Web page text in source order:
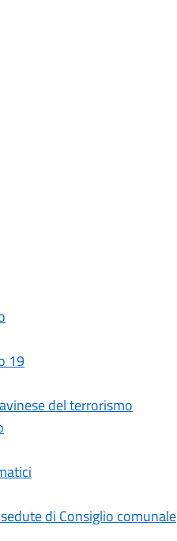
19
del terrorismo
di Consiglio comunale